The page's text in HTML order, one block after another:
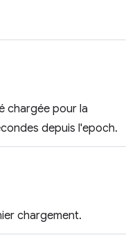
chargée pour la
depuis l'epoch.
chargement.